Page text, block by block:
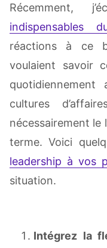
Récemment,
indispensables
réactions à ce
voulaient savoir
cultures
nécessairement le
terme. Voici
leadership à vos
situation.
Intégrez la